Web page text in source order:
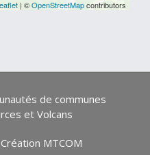
| ©OpenStreetMapcontributors
de communes
et Volcans
Création MTCOM